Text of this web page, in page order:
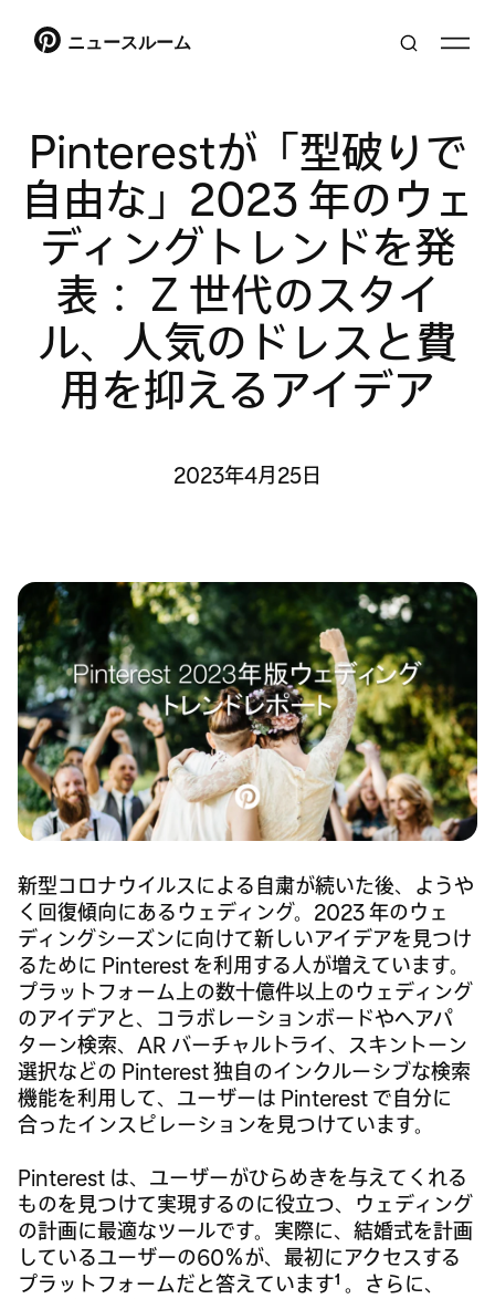
ニュースルーム
Pinterestが「型破りで
自由な」2023 年のウェ
ディングトレンドを発
表： Z 世代のスタイ
ル、人気のドレスと費
用を抑えるアイデア
2023年4月25日
新型コロナウイルスによる自粛が続いた後、ようや
く回復傾向にあるウェディング。2023 年のウェ
ディングシーズンに向けて新しいアイデアを見つけ
るために Pinterest を利用する人が増えています。
プラットフォーム上の数十億件以上のウェディング
のアイデアと、コラボレーションボードやヘアパ
ターン検索、AR バーチャルトライ、スキントーン
選択などの Pinterest 独自のインクルーシブな検索
機能を利用して、ユーザーは Pinterest で自分に
合ったインスピレーションを見つけています。
Pinterest は、ユーザーがひらめきを与えてくれる
ものを見つけて実現するのに役立つ、ウェディング
の計画に最適なツールです。実際に、結婚式を計画
しているユーザーの60％が、最初にアクセスする
プラットフォームだと答えています1
。さらに、